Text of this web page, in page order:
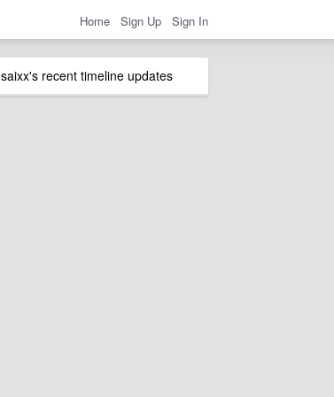
Home Sign Up Sign In
saixx's recent timeline updates